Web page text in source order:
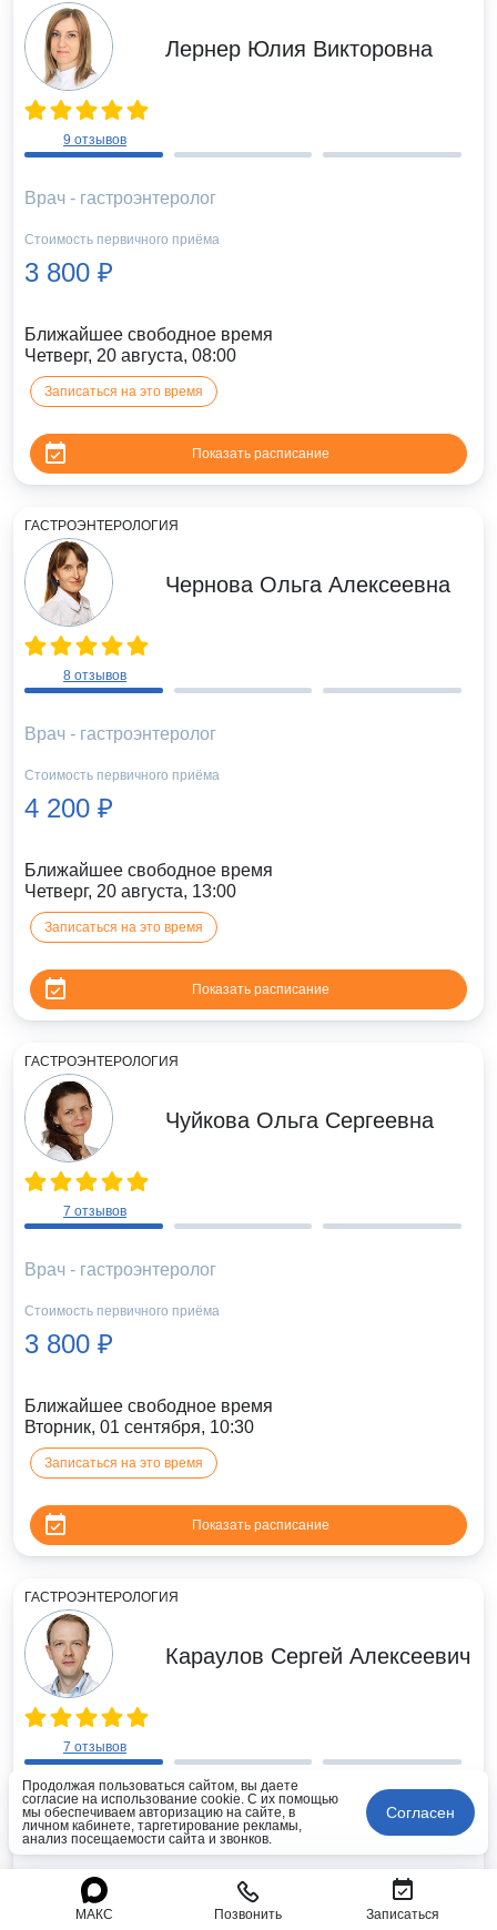
9 отзывов
Лернер Юлия Викторовна
Врач - гастроэнтеролог
Стоимость первичного приёма
3 800 ₽
Ближайшее свободное время
Четверг, 20 августа, 08:00
Записаться на это время
Показать расписание
ГАСТРОЭНТЕРОЛОГИЯ
8 отзывов
Чернова Ольга Алексеевна
Врач - гастроэнтеролог
Стоимость первичного приёма
4 200 ₽
Ближайшее свободное время
Четверг, 20 августа, 13:00
Записаться на это время
Показать расписание
ГАСТРОЭНТЕРОЛОГИЯ
7 отзывов
Чуйкова Ольга Сергеевна
Врач - гастроэнтеролог
Стоимость первичного приёма
3 800 ₽
Ближайшее свободное время
Вторник, 01 сентября, 10:30
Записаться на это время
Показать расписание
ГАСТРОЭНТЕРОЛОГИЯ
7 отзывов
Караулов Сергей Алексеевич
Врач - гастроэнтеролог
Стоимость первичного приёма
4 200 ₽
МАКС Позвонить Записаться
Продолжая пользоваться сайтом, вы даете
согласие на использование cookie. С их помощью
мы обеспечиваем авторизацию на сайте, в
личном кабинете, таргетирование рекламы,
анализ посещаемости сайта и звонков.
Согласен